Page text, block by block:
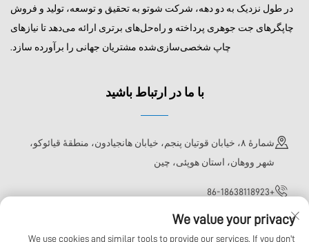
در طول نزدیک به دو دهه، شرکت شوتو به تحقیق و توسعه، تولید و فروش
چاپگرهای جت جوهری پرداخته و راه‌حل‌های برتری ارائه می‌دهد تا نیازهای
چاپ شخصی‌سازی‌شده مشتریان جهانی را برآورده سازد.
با ما در ارتباط باشید
شمارهٔ ۸، خیابان قوتیان پنجم، خیابان هانجیادون، منطقهٔ قیائوکو،
شهر ووهان، استان هوپئی، چین
+86-18638118923
[email protected]
We value your privacy
We use cookies and similar tools to provide our services. If you don't